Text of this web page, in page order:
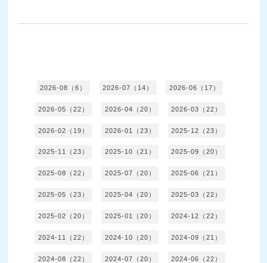
2026-08（6） 2026-07（14） 2026-06（17）
2026-05（22） 2026-04（20） 2026-03（22）
2026-02（19） 2026-01（23） 2025-12（23）
2025-11（23） 2025-10（21） 2025-09（20）
2025-08（22） 2025-07（20） 2025-06（21）
2025-05（23） 2025-04（20） 2025-03（22）
2025-02（20） 2025-01（20） 2024-12（22）
2024-11（22） 2024-10（20） 2024-09（21）
2024-08（22） 2024-07（20） 2024-06（22）